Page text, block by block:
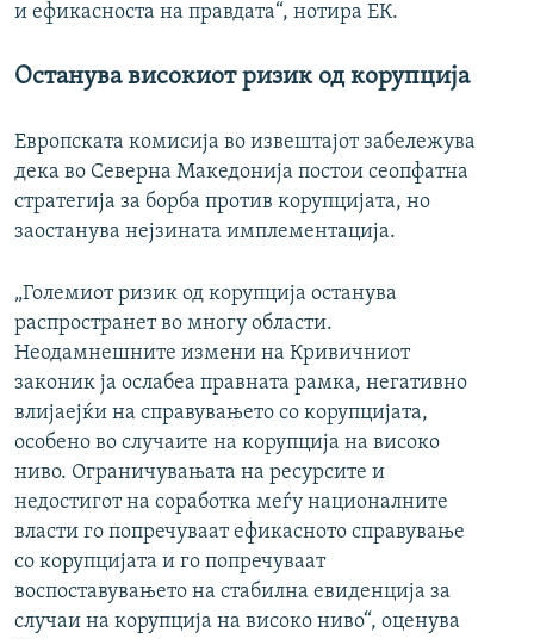
и ефикасноста на правдата“, нотира ЕК.
Останува високиот ризик од корупција
Европската комисија во извештајот забележува
дека во Северна Македонија постои сеопфатна
стратегија за борба против корупцијата, но
заостанува нејзината имплементација.
„Големиот ризик од корупција останува
распространет во многу области.
Неодамнешните измени на Кривичниот
законик ја ослабеа правната рамка, негативно
влијаејќи на справувањето со корупцијата,
особено во случаите на корупција на високо
ниво. Ограничувањата на ресурсите и
недостигот на соработка меѓу националните
власти го попречуваат ефикасното справување
со корупцијата и го попречуваат
воспоставувањето на стабилна евиденција за
случаи на корупција на високо ниво“, оценува